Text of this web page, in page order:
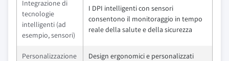
Integrazione di
tecnologie
intelligenti (ad
esempio, sensori)
I DPI intelligenti con sensori
consentono il monitoraggio in tempo
reale della salute e della sicurezza
Personalizzazione
Design ergonomici e personalizzati